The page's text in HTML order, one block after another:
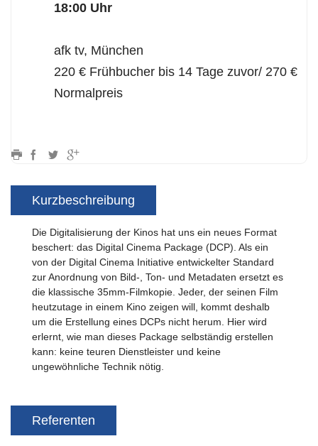
18:00 Uhr
afk tv, München
220 € Frühbucher bis 14 Tage zuvor/ 270 €
Normalpreis
Kurzbeschreibung
Die Digitalisierung der Kinos hat uns ein neues Format
beschert: das Digital Cinema Package (DCP). Als ein
von der Digital Cinema Initiative entwickelter Standard
zur Anordnung von Bild-, Ton- und Metadaten ersetzt es
die klassische 35mm-Filmkopie. Jeder, der seinen Film
heutzutage in einem Kino zeigen will, kommt deshalb
um die Erstellung eines DCPs nicht herum. Hier wird
erlernt, wie man dieses Package selbständig erstellen
kann: keine teuren Dienstleister und keine
ungewöhnliche Technik nötig.
Referenten